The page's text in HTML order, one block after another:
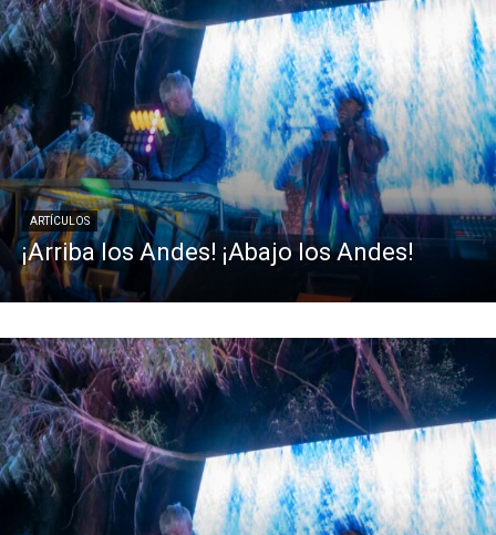
ARTÍCULOS
¡Arriba los Andes! ¡Abajo los Andes!